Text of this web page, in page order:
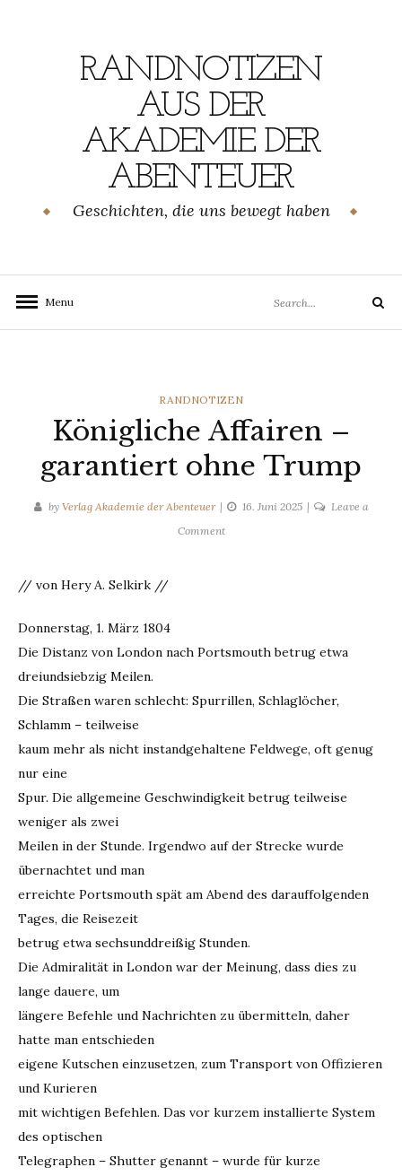
RANDNOTIZEN
AUS DER
AKADEMIE DER
ABENTEUER
Geschichten, die uns bewegt haben
Menu
for:
Search
CATEGORIES
RANDNOTIZEN
Königliche Affairen –
garantiert ohne Trump
by Verlag Akademie der Abenteuer 16. Juni 2025
Leave a
Commenton
Trump
// von Hery A. Selkirk //
Donnerstag, 1. März 1804
Die Distanz von London nach Portsmouth betrug etwa
dreiundsiebzig Meilen.
Die Straßen waren schlecht: Spurrillen, Schlaglöcher,
Schlamm – teilweise
kaum mehr als nicht instandgehaltene Feldwege, oft genug
nur eine
Spur. Die allgemeine Geschwindigkeit betrug teilweise
weniger als zwei
Meilen in der Stunde. Irgendwo auf der Strecke wurde
übernachtet und man
erreichte Portsmouth spät am Abend des darauffolgenden
Tages, die Reisezeit
betrug etwa sechsunddreißig Stunden.
Die Admiralität in London war der Meinung, dass dies zu
lange dauere, um
längere Befehle und Nachrichten zu übermitteln, daher
hatte man entschieden
eigene Kutschen einzusetzen, zum Transport von Offizieren
und Kurieren
mit wichtigen Befehlen. Das vor kurzem installierte System
des optischen
Telegraphen – Shutter genannt – wurde für kurze